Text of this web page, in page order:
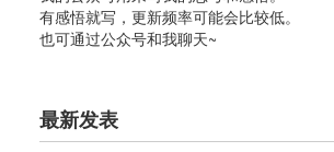
有感悟就写，更新频率可能会比较低。
也可通过公众号和我聊天~
最新发表